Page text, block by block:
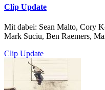
Clip Update
Mit dabei: Sean Malto, Cory
Mark Suciu, Ben Raemers,
Clip Update